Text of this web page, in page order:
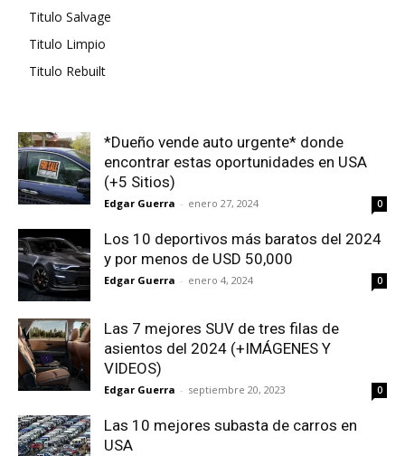
Titulo Salvage
Titulo Limpio
Titulo Rebuilt
*Dueño vende auto urgente* donde
encontrar estas oportunidades en USA
(+5 Sitios)
Edgar Guerra - enero 27, 2024 0
Los 10 deportivos más baratos del 2024
y por menos de USD 50,000
Edgar Guerra - enero 4, 2024 0
Las 7 mejores SUV de tres filas de
asientos del 2024 (+IMÁGENES Y
VIDEOS)
Edgar Guerra - septiembre 20, 2023 0
Las 10 mejores subasta de carros en
USA